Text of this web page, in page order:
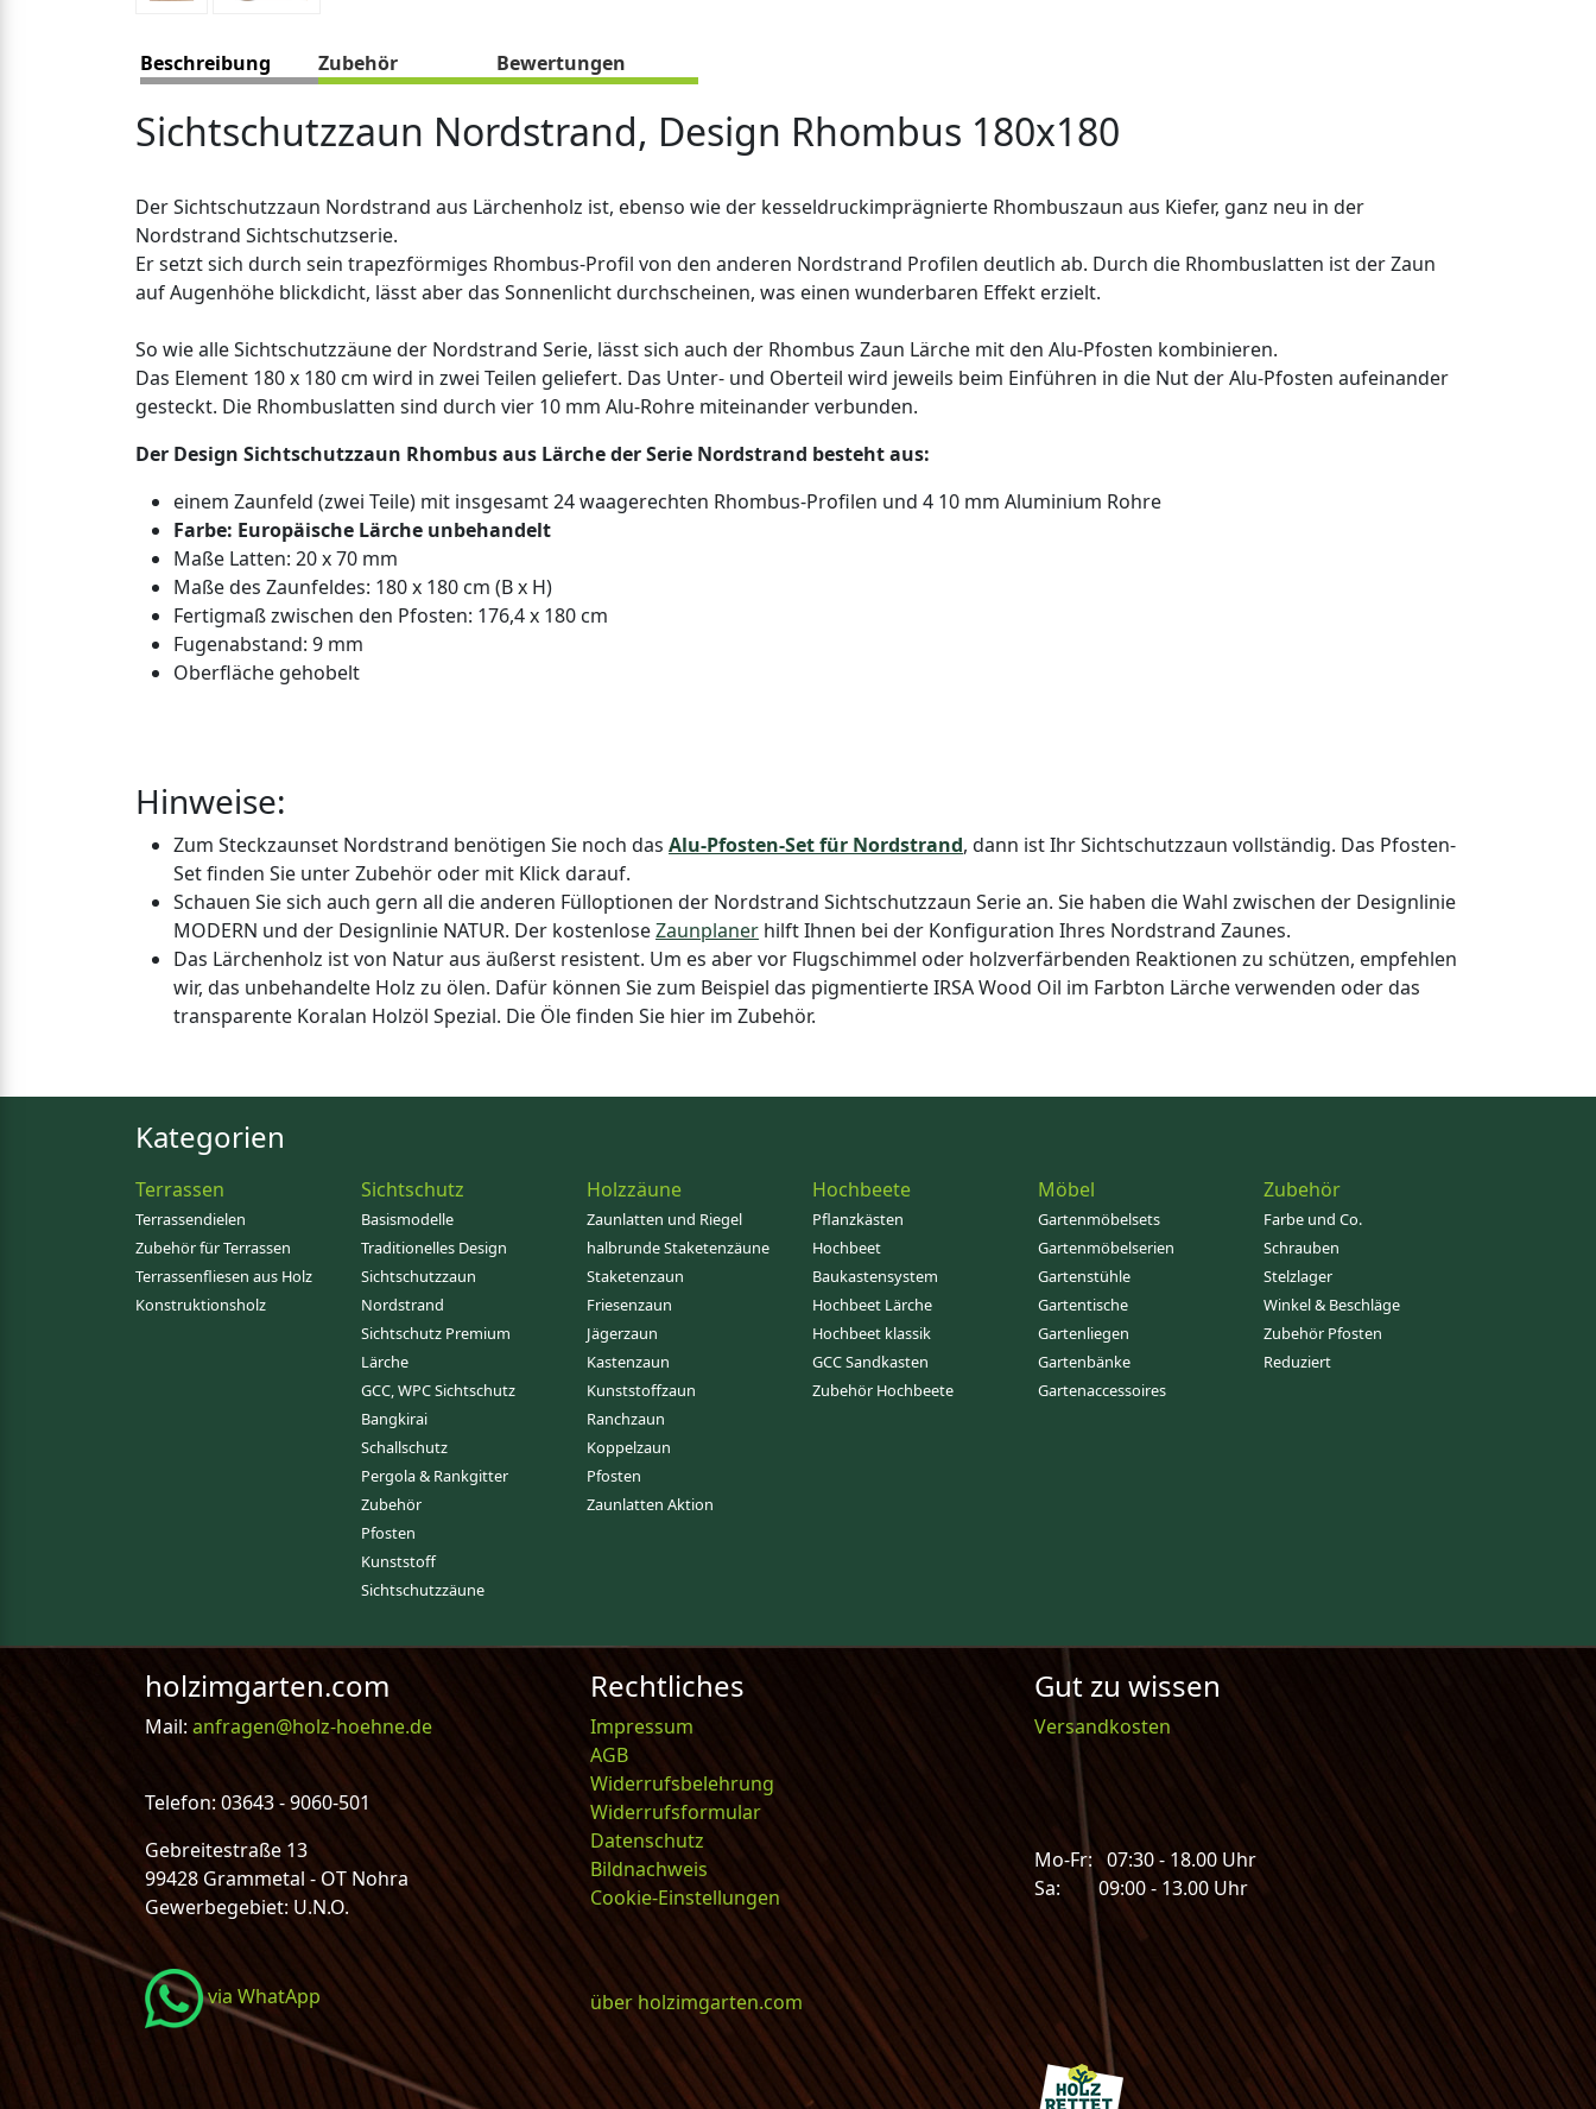
Beschreibung Zubehör Bewertungen
Sichtschutzzaun Nordstrand, Design Rhombus 180x180
Der Sichtschutzzaun Nordstrand aus Lärchenholz ist, ebenso wie der kesseldruckimprägnierte Rhombuszaun aus Kiefer, ganz neu in der
Nordstrand Sichtschutzserie.
Er setzt sich durch sein trapezförmiges Rhombus-Profil von den anderen Nordstrand Profilen deutlich ab. Durch die Rhombuslatten ist der Zaun
auf Augenhöhe blickdicht, lässt aber das Sonnenlicht durchscheinen, was einen wunderbaren Effekt erzielt.
So wie alle Sichtschutzzäune der Nordstrand Serie, lässt sich auch der Rhombus Zaun Lärche mit den Alu-Pfosten kombinieren.
Das Element 180 x 180 cm wird in zwei Teilen geliefert. Das Unter- und Oberteil wird jeweils beim Einführen in die Nut der Alu-Pfosten aufeinander
gesteckt. Die Rhombuslatten sind durch vier 10 mm Alu-Rohre miteinander verbunden.
Der Design Sichtschutzzaun Rhombus aus Lärche der Serie Nordstrand besteht aus:
einem Zaunfeld (zwei Teile) mit insgesamt 24 waagerechten Rhombus-Profilen und 4 10 mm Aluminium Rohre
Farbe: Europäische Lärche unbehandelt
Maße Latten: 20 x 70 mm
Maße des Zaunfeldes: 180 x 180 cm (B x H)
Fertigmaß zwischen den Pfosten: 176,4 x 180 cm
Fugenabstand: 9 mm
Oberfläche gehobelt
Hinweise:
Zum Steckzaunset Nordstrand benötigen Sie noch das Alu-Pfosten-Set für Nordstrand, dann ist Ihr Sichtschutzzaun vollständig. Das Pfosten-
Set finden Sie unter Zubehör oder mit Klick darauf.
Schauen Sie sich auch gern all die anderen Fülloptionen der Nordstrand Sichtschutzzaun Serie an. Sie haben die Wahl zwischen der Designlinie
MODERN und der Designlinie NATUR. Der kostenloseZaunplaner hilft Ihnen bei der Konfiguration Ihres Nordstrand Zaunes.
Das Lärchenholz ist von Natur aus äußerst resistent. Um es aber vor Flugschimmel oder holzverfärbenden Reaktionen zu schützen, empfehlen
wir, das unbehandelte Holz zu ölen. Dafür können Sie zum Beispiel das pigmentierte IRSA Wood Oil im Farbton Lärche verwenden oder das
transparente Koralan Holzöl Spezial. Die Öle finden Sie hier im Zubehör.
Kategorien
Terrassen
Terrassendielen
Zubehör für Terrassen
Terrassenfliesen aus Holz
Konstruktionsholz
Sichtschutz
Basismodelle
Traditionelles Design
Sichtschutzzaun
Nordstrand
Sichtschutz Premium
Lärche
GCC, WPC Sichtschutz
Bangkirai
Schallschutz
Pergola & Rankgitter
Zubehör
Pfosten
Kunststoff
Sichtschutzzäune
Holzzäune
Zaunlatten und Riegel
halbrunde Staketenzäune
Staketenzaun
Friesenzaun
Jägerzaun
Kastenzaun
Kunststoffzaun
Ranchzaun
Koppelzaun
Pfosten
Zaunlatten Aktion
Hochbeete
Pflanzkästen
Hochbeet
Baukastensystem
Hochbeet Lärche
Hochbeet klassik
GCC Sandkasten
Zubehör Hochbeete
Möbel
Gartenmöbelsets
Gartenmöbelserien
Gartenstühle
Gartentische
Gartenliegen
Gartenbänke
Gartenaccessoires
Zubehör
Farbe und Co.
Schrauben
Stelzlager
Winkel & Beschläge
Zubehör Pfosten
Reduziert
holzimgarten.com
Mail: anfragen@holz-hoehne.de
Telefon: 03643 - 9060-501
Gebreitestraße 13
99428 Grammetal - OT Nohra
Gewerbegebiet: U.N.O.
via WhatApp
Rechtliches
Impressum
AGB
Widerrufsbelehrung
Widerrufsformular
Datenschutz
Bildnachweis
Cookie-Einstellungen
über holzimgarten.com
Gut zu wissen
Versandkosten
Mo-Fr: 07:30 - 18.00 Uhr
Sa: 09:00 - 13.00 Uhr